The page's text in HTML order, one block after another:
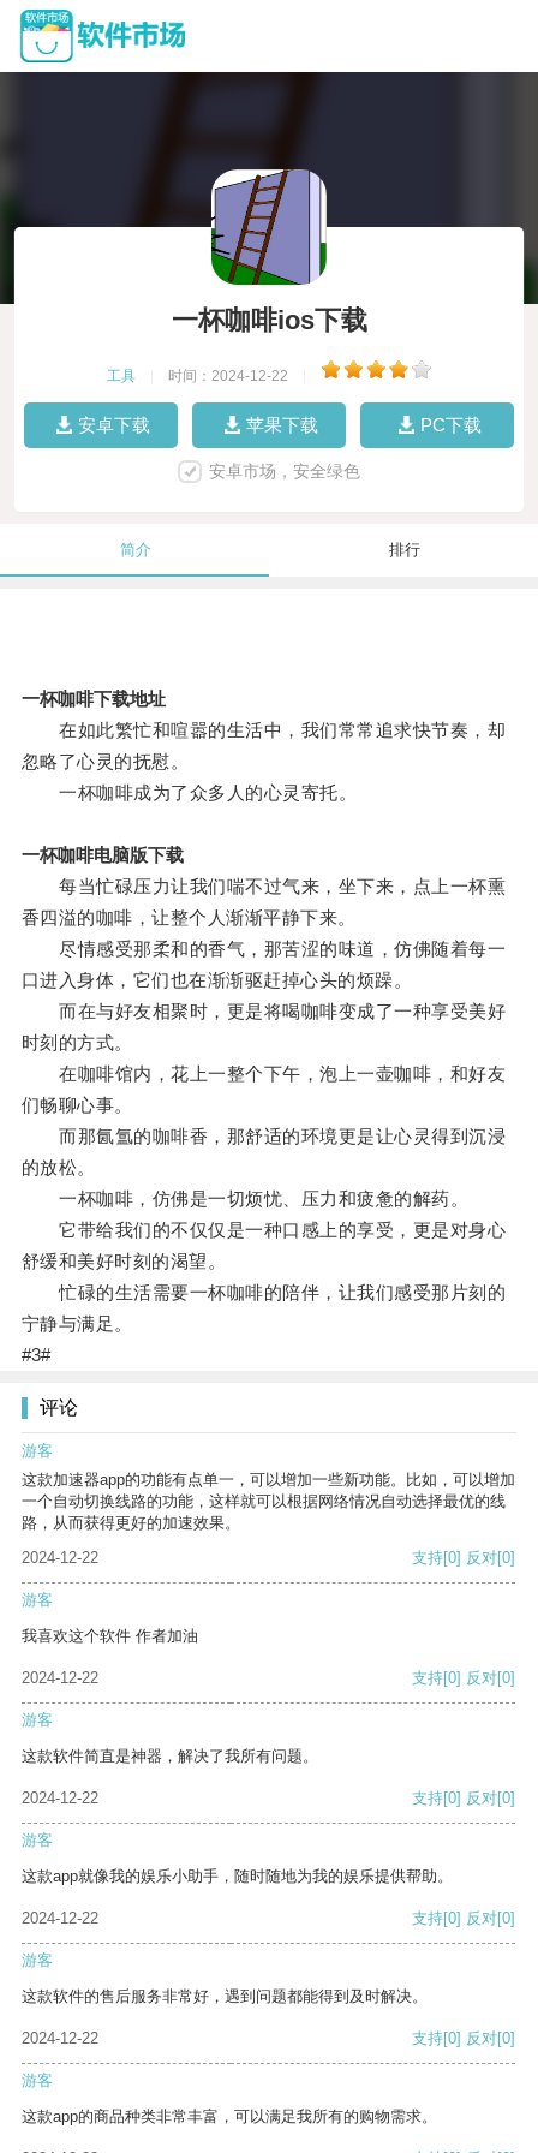
一杯咖啡ios下载
工具 时间：2024-12-22
安卓下载 苹果下载 PC下载
安卓市场，安全绿色
简介 排行
一杯咖啡下载地址
在如此繁忙和喧嚣的生活中，我们常常追求快节奏，却
忽略了心灵的抚慰。
一杯咖啡成为了众多人的心灵寄托。
一杯咖啡电脑版下载
每当忙碌压力让我们喘不过气来，坐下来，点上一杯熏
香四溢的咖啡，让整个人渐渐平静下来。
尽情感受那柔和的香气，那苦涩的味道，仿佛随着每一
口进入身体，它们也在渐渐驱赶掉心头的烦躁。
而在与好友相聚时，更是将喝咖啡变成了一种享受美好
时刻的方式。
在咖啡馆内，花上一整个下午，泡上一壶咖啡，和好友
们畅聊心事。
而那氤氲的咖啡香，那舒适的环境更是让心灵得到沉浸
的放松。
一杯咖啡，仿佛是一切烦忧、压力和疲惫的解药。
它带给我们的不仅仅是一种口感上的享受，更是对身心
舒缓和美好时刻的渴望。
忙碌的生活需要一杯咖啡的陪伴，让我们感受那片刻的
宁静与满足。
#3#
评论
游客
这款加速器app的功能有点单一，可以增加一些新功能。比如，可以增加
一个自动切换线路的功能，这样就可以根据网络情况自动选择最优的线
路，从而获得更好的加速效果。
2024-12-22
支持[0] 反对[0]
游客
我喜欢这个软件 作者加油
2024-12-22 支持[0] 反对[0]
游客
这款软件简直是神器，解决了我所有问题。
2024-12-22 支持[0] 反对[0]
游客
这款app就像我的娱乐小助手，随时随地为我的娱乐提供帮助。
2024-12-22 支持[0] 反对[0]
游客
这款软件的售后服务非常好，遇到问题都能得到及时解决。
2024-12-22 支持[0] 反对[0]
游客
这款app的商品种类非常丰富，可以满足我所有的购物需求。